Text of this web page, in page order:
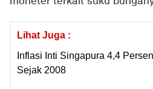
Lihat Juga :
Inflasi Inti Singapura 4,4
Sejak 2008